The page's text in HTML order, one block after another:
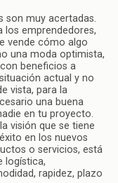
son muy acertadas.
los emprendedores,
vende cómo algo
una moda optimista,
beneficios a
actual y no
vista, para la
una buena
en tu proyecto.
visión que se tiene
en los nuevos
o servicios, está
logística,
rapidez, plazo